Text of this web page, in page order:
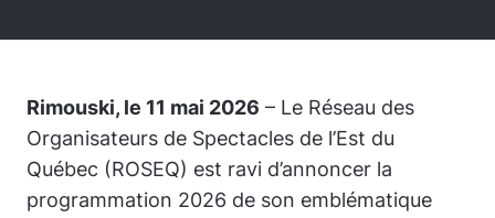
Rimouski, le 11 mai 2026 – Le Réseau des
Organisateurs de Spectacles de l’Est du
Québec (ROSEQ) est ravi d’annoncer la
programmation 2026 de son emblématique